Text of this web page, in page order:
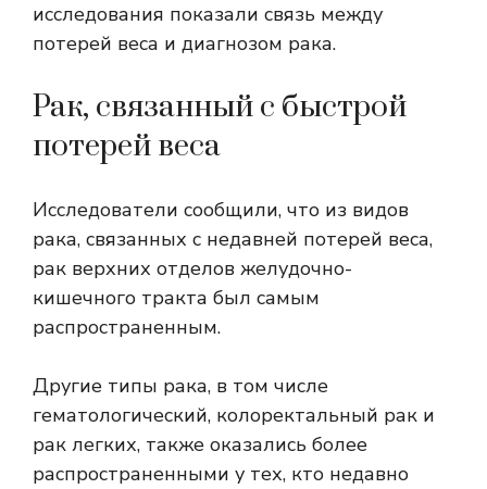
исследования показали связь между
потерей веса и диагнозом рака.
Рак, связанный с быстрой
потерей веса
Исследователи сообщили, что из видов
рака, связанных с недавней потерей веса,
рак верхних отделов желудочно-
кишечного тракта был самым
распространенным.
Другие типы рака, в том числе
гематологический, колоректальный рак и
рак легких, также оказались более
распространенными у тех, кто недавно